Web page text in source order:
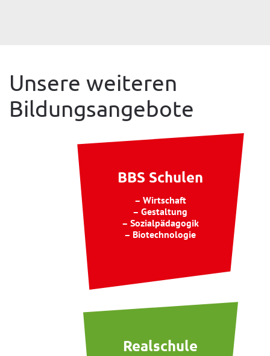
Unsere weiteren
Bildungsangebote
BBS Schulen
– Wirtschaft
– Gestaltung
– Sozialpädagogik
– Biotechnologie
Realschule